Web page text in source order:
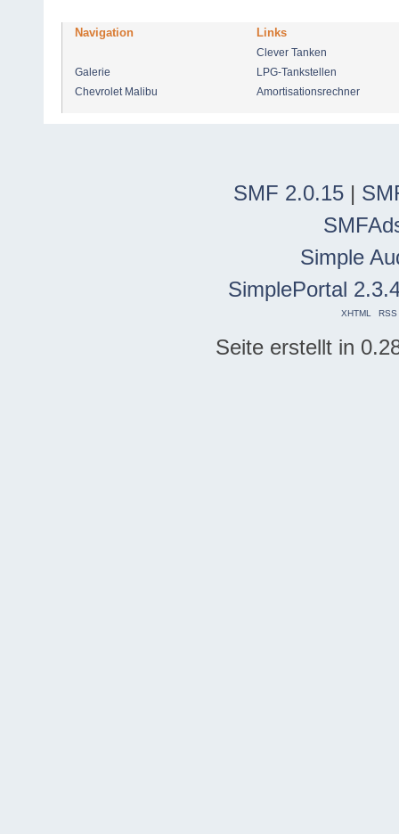
Navigation Links
Clever Tanken
Galerie
LPG-Tankstellen
Chevrolet Malibu
Amortisationsrechner
SMF 2.0.15 |
Simple
SimplePortal
XHTML RSS
Seite erstellt in